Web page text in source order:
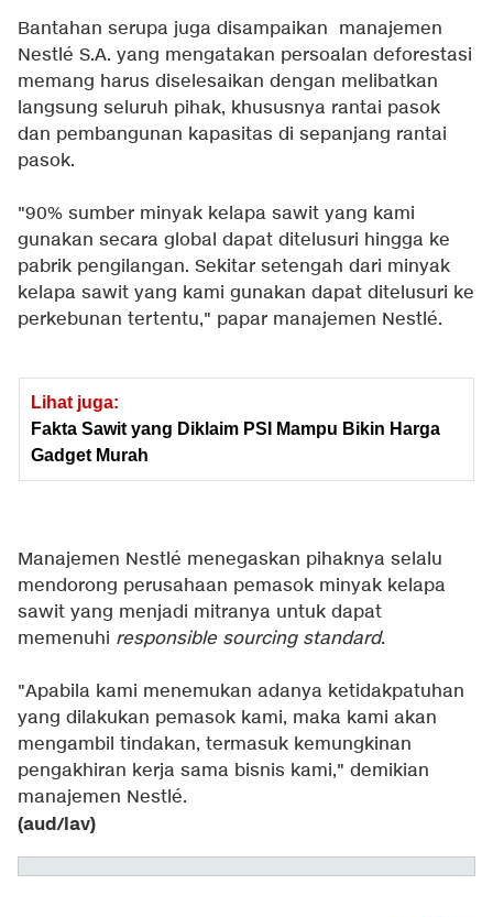
Bantahan serupa juga disampaikan manajemen
Nestlé S.A. yang mengatakan persoalan deforestasi
memang harus diselesaikan dengan melibatkan
langsung seluruh pihak, khususnya rantai pasok
dan pembangunan kapasitas di sepanjang rantai
pasok.
"90% sumber minyak kelapa sawit yang kami
gunakan secara global dapat ditelusuri hingga ke
pabrik pengilangan. Sekitar setengah dari minyak
kelapa sawit yang kami gunakan dapat ditelusuri ke
perkebunan tertentu," papar manajemen Nestlé.
Lihat juga:
Fakta Sawit yang Diklaim PSI Mampu Bikin Harga
Gadget Murah
Manajemen Nestlé menegaskan pihaknya selalu
mendorong perusahaan pemasok minyak kelapa
sawit yang menjadi mitranya untuk dapat
memenuhi responsible sourcing standard.
"Apabila kami menemukan adanya ketidakpatuhan
yang dilakukan pemasok kami, maka kami akan
mengambil tindakan, termasuk kemungkinan
pengakhiran kerja sama bisnis kami," demikian
manajemen Nestlé.
(aud/lav)